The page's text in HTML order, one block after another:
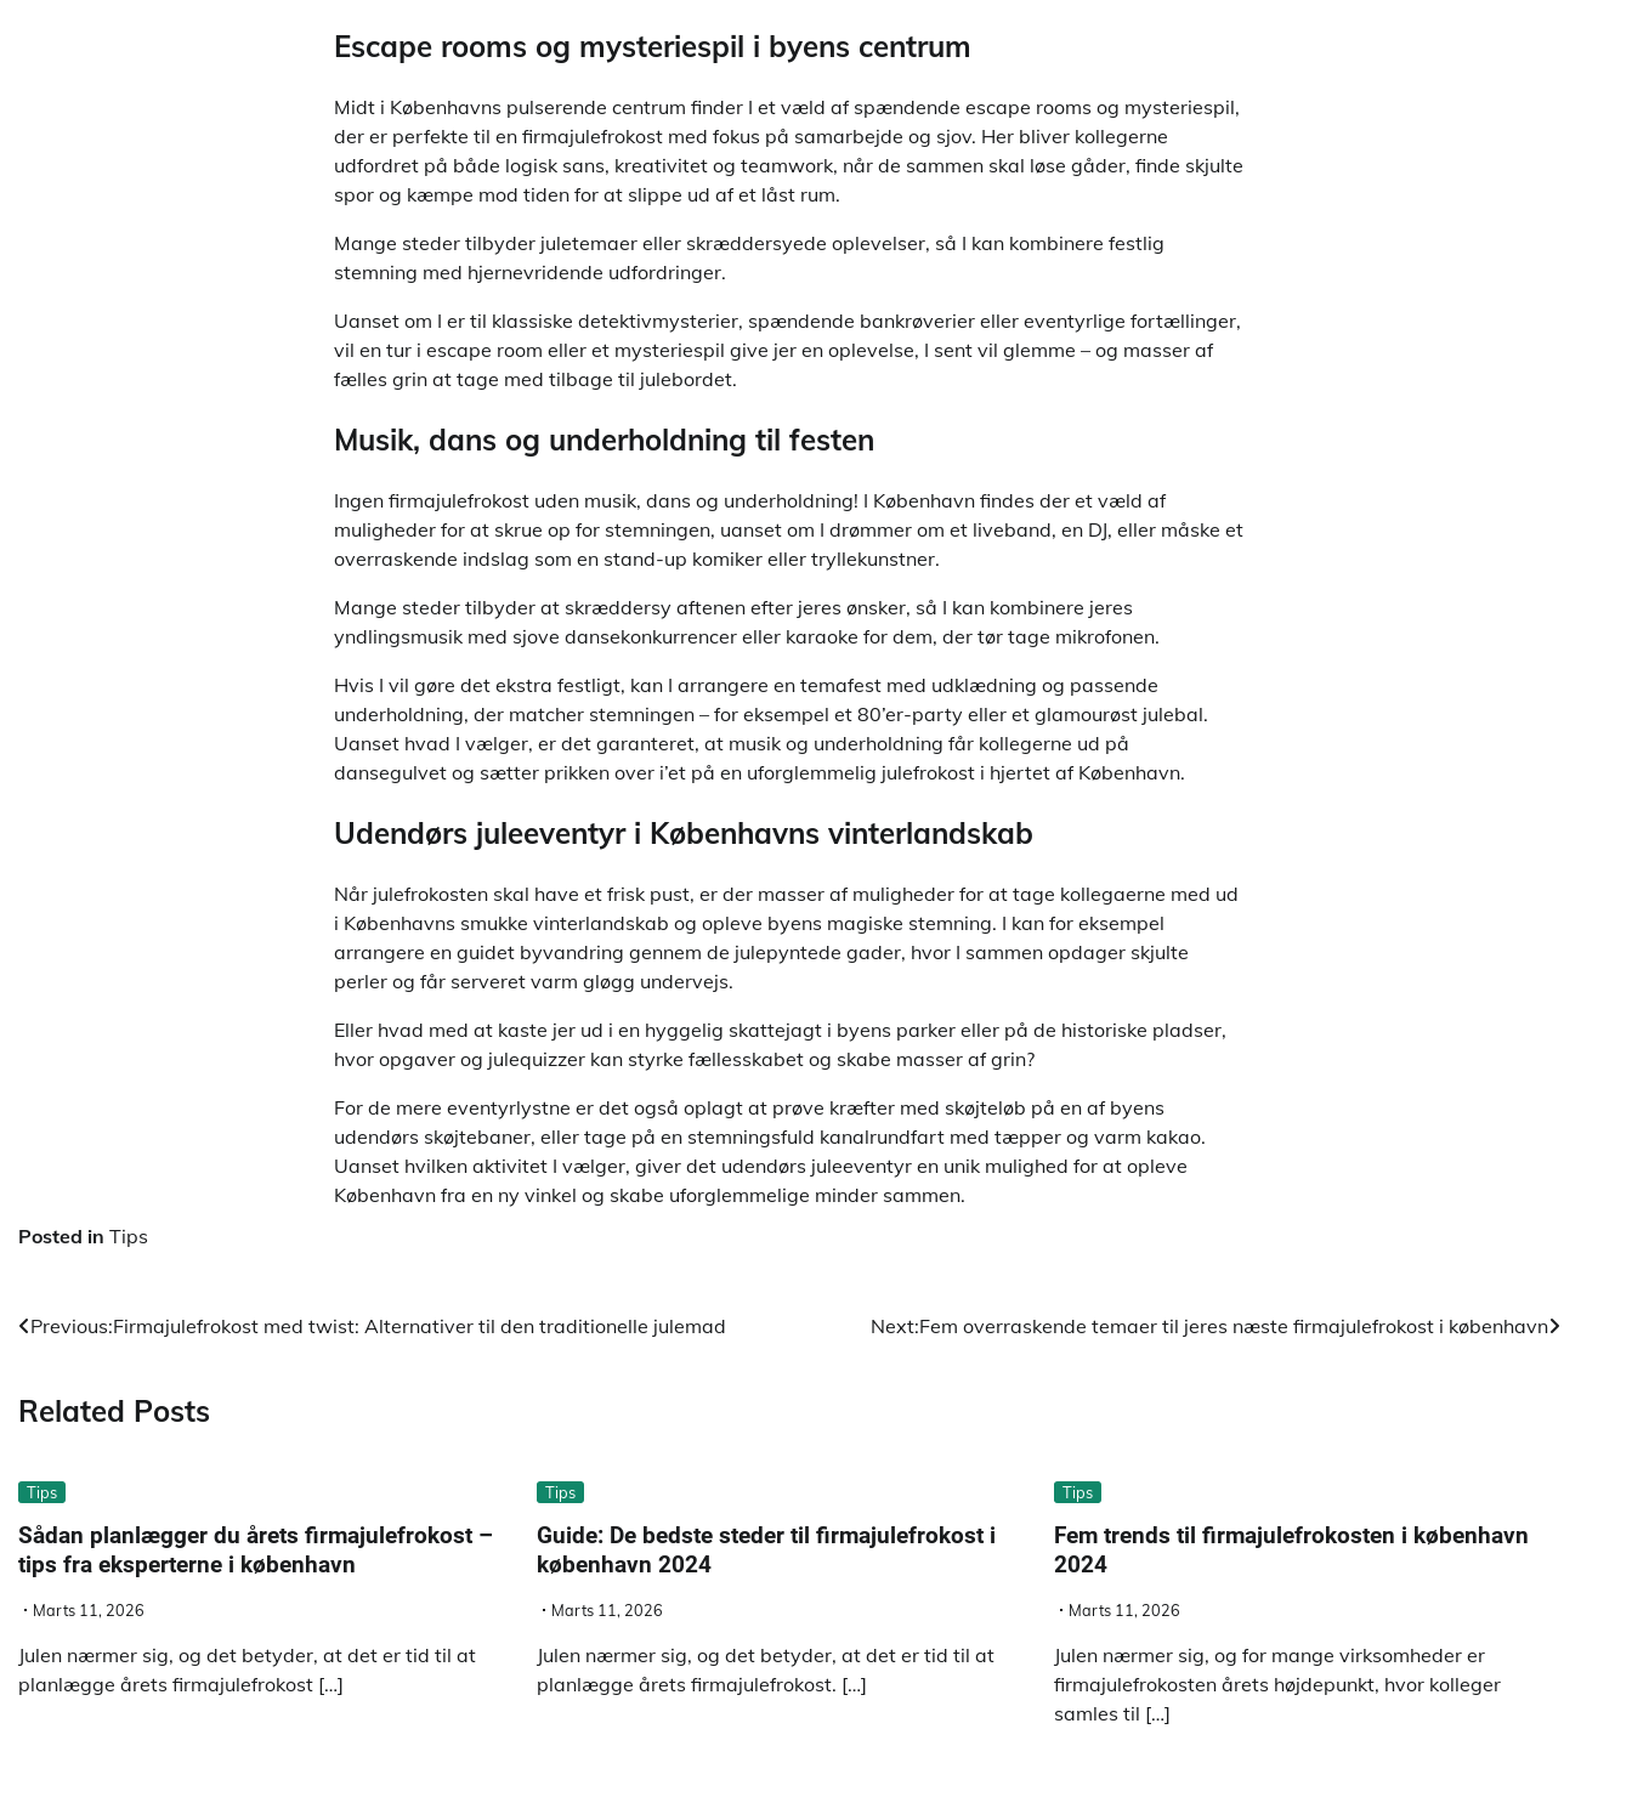
Escape rooms og mysteriespil i byens centrum
Midt i Københavns pulserende centrum finder I et væld af spændende escape rooms og mysteriespil,
der er perfekte til en firmajulefrokost med fokus på samarbejde og sjov. Her bliver kollegerne
udfordret på både logisk sans, kreativitet og teamwork, når de sammen skal løse gåder, finde skjulte
spor og kæmpe mod tiden for at slippe ud af et låst rum.
Mange steder tilbyder juletemaer eller skræddersyede oplevelser, så I kan kombinere festlig
stemning med hjernevridende udfordringer.
Uanset om I er til klassiske detektivmysterier, spændende bankrøverier eller eventyrlige fortællinger,
vil en tur i escape room eller et mysteriespil give jer en oplevelse, I sent vil glemme – og masser af
fælles grin at tage med tilbage til julebordet.
Musik, dans og underholdning til festen
Ingen firmajulefrokost uden musik, dans og underholdning! I København findes der et væld af
muligheder for at skrue op for stemningen, uanset om I drømmer om et liveband, en DJ, eller måske et
overraskende indslag som en stand-up komiker eller tryllekunstner.
Mange steder tilbyder at skræddersy aftenen efter jeres ønsker, så I kan kombinere jeres
yndlingsmusik med sjove dansekonkurrencer eller karaoke for dem, der tør tage mikrofonen.
Hvis I vil gøre det ekstra festligt, kan I arrangere en temafest med udklædning og passende
underholdning, der matcher stemningen – for eksempel et 80’er-party eller et glamourøst julebal.
Uanset hvad I vælger, er det garanteret, at musik og underholdning får kollegerne ud på
dansegulvet og sætter prikken over i’et på en uforglemmelig julefrokost i hjertet af København.
Udendørs juleeventyr i Københavns vinterlandskab
Når julefrokosten skal have et frisk pust, er der masser af muligheder for at tage kollegaerne med ud
i Københavns smukke vinterlandskab og opleve byens magiske stemning. I kan for eksempel
arrangere en guidet byvandring gennem de julepyntede gader, hvor I sammen opdager skjulte
perler og får serveret varm gløgg undervejs.
Eller hvad med at kaste jer ud i en hyggelig skattejagt i byens parker eller på de historiske pladser,
hvor opgaver og julequizzer kan styrke fællesskabet og skabe masser af grin?
For de mere eventyrlystne er det også oplagt at prøve kræfter med skøjteløb på en af byens
udendørs skøjtebaner, eller tage på en stemningsfuld kanalrundfart med tæpper og varm kakao.
Uanset hvilken aktivitet I vælger, giver det udendørs juleeventyr en unik mulighed for at opleve
København fra en ny vinkel og skabe uforglemmelige minder sammen.
Posted in Tips
Indlægsnavigation
Previous:Firmajulefrokost med twist: Alternativer til den traditionelle julemad Next:Fem overraskende temaer til jeres næste firmajulefrokost i københavn
Related Posts
Tips
Sådan planlægger du årets firmajulefrokost –
tips fra eksperterne i københavn
Marts 11, 2026
Julen nærmer sig, og det betyder, at det er tid til at
planlægge årets firmajulefrokost […]
Tips
Guide: De bedste steder til firmajulefrokost i
københavn 2024
Marts 11, 2026
Julen nærmer sig, og det betyder, at det er tid til at
planlægge årets firmajulefrokost. […]
Tips
Fem trends til firmajulefrokosten i københavn
2024
Marts 11, 2026
Julen nærmer sig, og for mange virksomheder er
firmajulefrokosten årets højdepunkt, hvor kolleger
samles til […]